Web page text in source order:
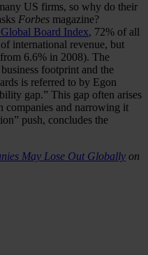
US firms, so why do their
Forbes magazine?
Board Index, 72% of all
international revenue, but
6.6% in 2008). The
footprint and the
is referred to by Egon
gap.” This gap often arises
companies and narrowing it
push, concludes the
May Lose Out Globally on